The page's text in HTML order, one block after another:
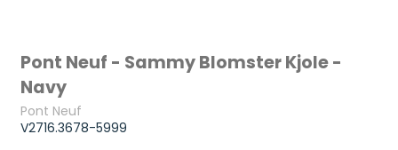
Pont Neuf - Sammy Blomster Kjole -
Navy
Pont Neuf
V2716.3678-5999